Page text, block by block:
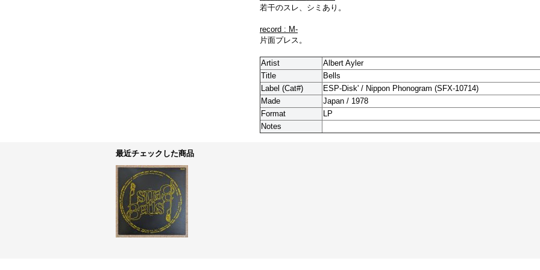
若干のスレ、シミあり。
record : M-
片面プレス。
Artist
Albert Ayler
Title
Bells
Label (Cat#)
ESP-Disk' / Nippon Phonogram (SFX-10714)
Made
Japan / 1978
Format
LP
Notes
最近チェックした商品